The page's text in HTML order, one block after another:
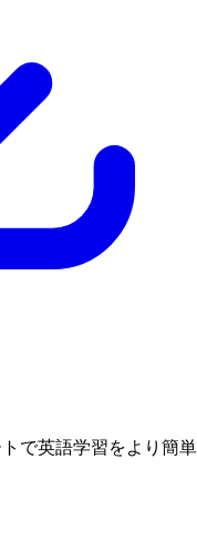
で英語学習をより簡単